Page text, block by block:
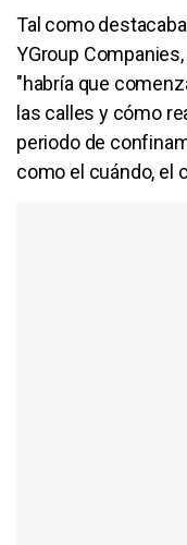
Tal como
YGroup
"habría que
las calles y cómo
periodo de
como el cuándo, el